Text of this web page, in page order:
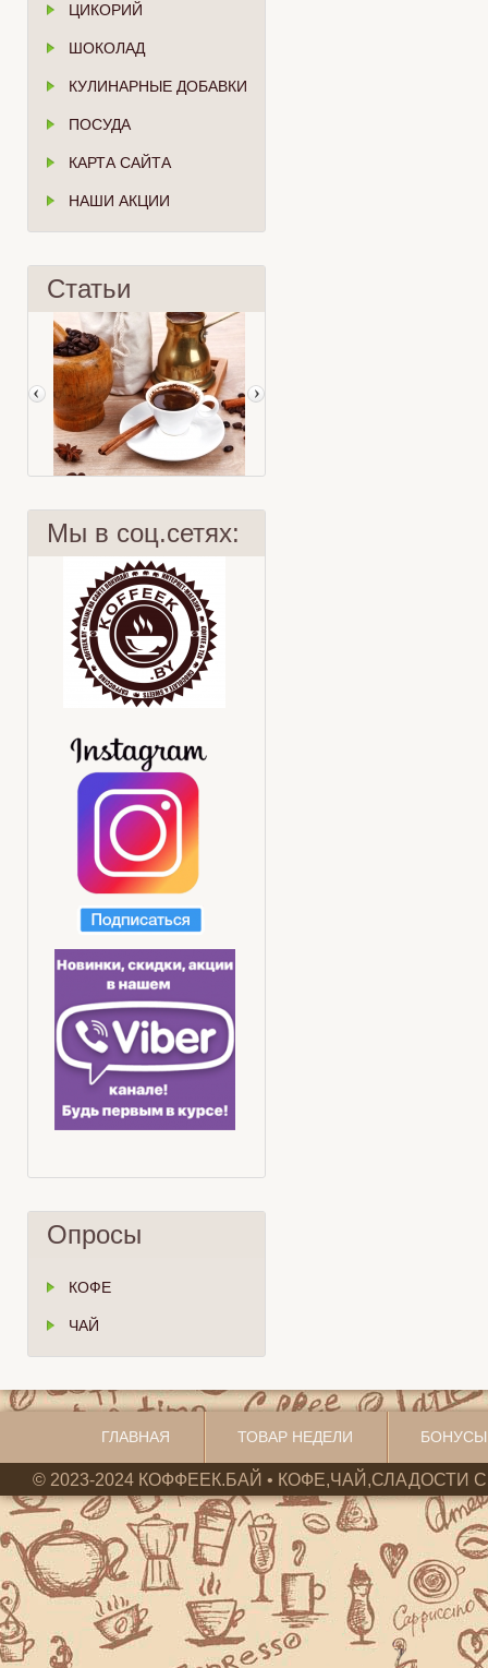
ЦИКОРИЙ
ШОКОЛАД
КУЛИНАРНЫЕ ДОБАВКИ
ПОСУДА
КАРТА САЙТА
НАШИ АКЦИИ
Статьи
Кофе по-восточному
Мы в соц.сетях:
Опросы
КОФЕ
ЧАЙ
ГЛАВНАЯ ТОВАР НЕДЕЛИ
© 2023-2024 КОФФЕЕК.БАЙ • КОФЕ,ЧАЙ,СЛАДОСТИ С